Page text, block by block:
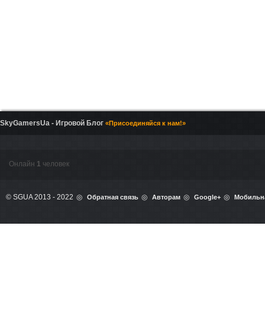
SkyGamersUa - Игровой Блог «Присоединяйся к нам!»
Онлайн 1 человек
© SGUA 2013 - 2022 Обратная связь Авторам Google+